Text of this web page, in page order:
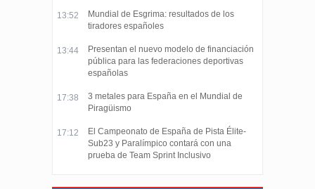
13:52
Mundial de Esgrima: resultados de los
tiradores españoles
13:44
Presentan el nuevo modelo de financiación
pública para las federaciones deportivas
españolas
17:38
3 metales para España en el Mundial de
Piragüismo
17:12
El Campeonato de España de Pista Élite-
Sub23 y Paralímpico contará con una
prueba de Team Sprint Inclusivo